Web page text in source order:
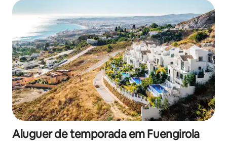
Aluguer de temporada em Fuengirola